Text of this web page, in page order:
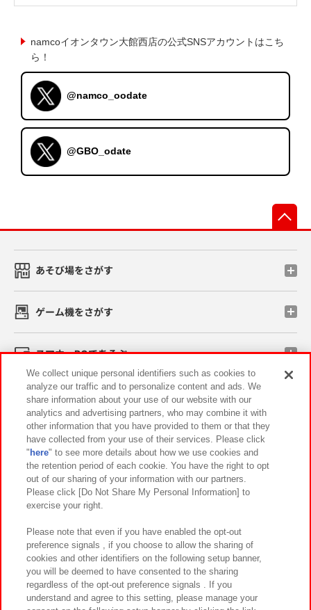
namcoイオンタウン大館西店の公式SNSアカウントはこち
ら！
@namco_oodate
@GBO_odate
あそび場をさがす
ゲーム機をさがす
スマホ・PCであそぶ
イベント・キャンペーン
関連会社 サステナビリティ サイトポリシー
プライバシーポリシー ウェブアクセシビリティ方針と検証結果
お取引先さまとともに
カスタマーハラスメント対応方針 よくあるご質問・お問い合わせ
We collect unique personal identifiers such as cookies to
analyze our traffic and to personalize content and ads. We
share information about your use of our website with our
analytics and advertising partners, who may combine it with
other information that you have provided to them or that they
have collected from your use of their services. Please click
" here" to see more details about how we use cookies and
the retention period of each cookie. You have the right to opt
out of our sharing of your information with our partners.
Please click [Do Not Share My Personal Information] to
exercise your right.
Please note that even if you have enabled the opt-out
preference signals , if you choose to allow the sharing of
cookies and other identifiers on the following setup banner,
you will be deemed to have consented to the sharing
regardless of the opt-out preference signals . If you
understand and agree to this setting, please manage your